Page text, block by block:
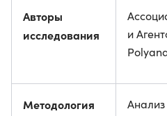
Авторы
исследования
и
Методология